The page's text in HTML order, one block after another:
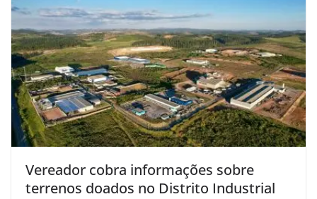
Vereador cobra informações sobre
terrenos doados no Distrito Industrial